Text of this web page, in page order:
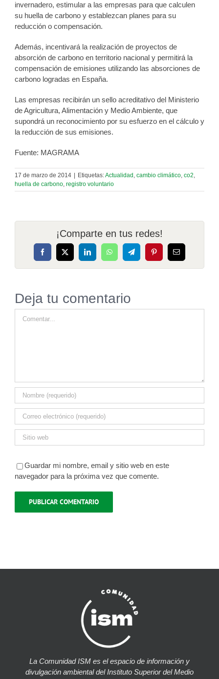
invernadero, estimular a las empresas para que calculen
su huella de carbono y establezcan planes para su
reducción o compensación.
Además, incentivará la realización de proyectos de
absorción de carbono en territorio nacional y permitirá la
compensación de emisiones utilizando las absorciones de
carbono logradas en España.
Las empresas recibirán un sello acreditativo del Ministerio
de Agricultura, Alimentación y Medio Ambiente, que
supondrá un reconocimiento por su esfuerzo en el cálculo y
la reducción de sus emisiones.
Fuente: MAGRAMA
17 de marzo de 2014 Etiquetas:Actualidad , cambio climático, co2,
huella de carbono, registro voluntario
¡Comparte en tus redes!
Facebook
X LinkedInWhatsAppTelegramPinterestCorreo
electrónico
Deja tu comentario
Guardar mi nombre, email y sitio web en este
navegador para la próxima vez que comente.
La Comunidad ISM es el espacio de información y
divulgación ambiental del Instituto Superior del Medio